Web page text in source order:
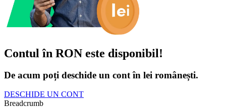
Contul în RON este disponibil!
De acum poți deschide un cont în lei românești.
DESCHIDE UN CONT
Breadcrumb